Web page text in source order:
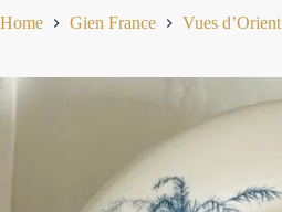
Home Gien France Vues d’Orient